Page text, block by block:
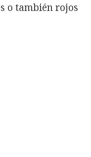
o también rojos